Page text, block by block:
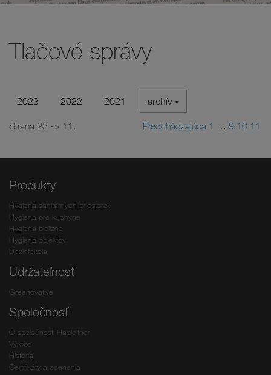
Tlačové správy
2023 2022 2021 archív
Strana 23 -> 11. Predchádzajúca 1 … 9 10 11
Produkty
Hygiena sanitárnych priestorov
Hygiena pre kuchyne
Hygiena bielizne
Hygiena objektov
Dezinfekcia
Udržateľnosť
Greenovative
Spoločnosť
O spoločnosti Hagleitner
Výroba
História
Certifikáty a ocenenia